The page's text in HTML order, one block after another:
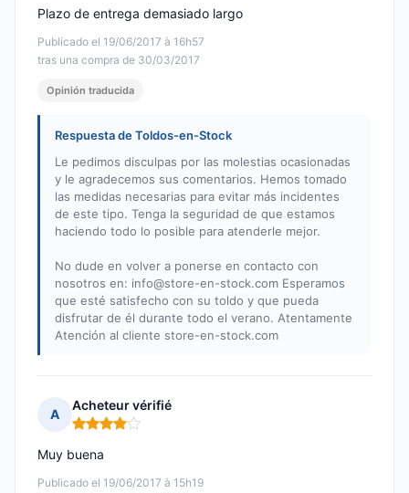
Publicado el 19/06/2017 à 16h57
tras una compra de 30/03/2017
Plazo de entrega demasiado largo
Opinión traducida
Respuesta de Toldos-en-Stock
Le pedimos disculpas por las molestias ocasionadas
y le agradecemos sus comentarios. Hemos tomado
las medidas necesarias para evitar más incidentes
de este tipo. Tenga la seguridad de que estamos
haciendo todo lo posible para atenderle mejor.
No dude en volver a ponerse en contacto con
nosotros en: info@store-en-stock.com Esperamos
que esté satisfecho con su toldo y que pueda
disfrutar de él durante todo el verano. Atentamente
Atención al cliente store-en-stock.com
A
Acheteur vérifié
Nota: 4 de 5
Publicado el 19/06/2017 à 15h19
Muy buena